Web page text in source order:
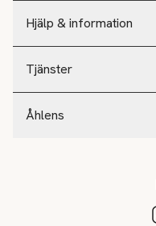
Hjälp & information
Tjänster
Åhlens